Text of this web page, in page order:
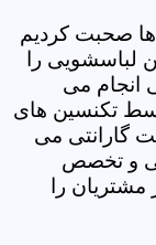
ها صحبت کردیم
را
انجام می
تکنسین های
شرکت گارانتی می
و تخصص
را